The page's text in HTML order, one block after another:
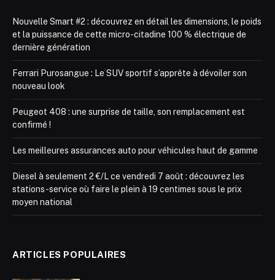
Nouvelle Smart #2 : découvrez en détail les dimensions, le poids
et la puissance de cette micro-citadine 100 % électrique de
dernière génération
Ferrari Purosangue : Le SUV sportif s’apprête à dévoiler son
nouveau look
Peugeot 408 : une surprise de taille, son remplacement est
confirmé !
Les meilleures assurances auto pour véhicules haut de gamme
Diesel à seulement 2 €/L ce vendredi 7 août : découvrez les
stations-service où faire le plein à 19 centimes sous le prix
moyen national
ARTICLES POPULAIRES